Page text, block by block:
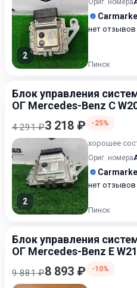
2
Ориг. номера
нет отзывов
Пинск
Блок управления
ОГ Mercedes-Benz C
4 291 ₽3 218 ₽ -25%
2
хорошее
Ориг. номера
нет отзывов
Пинск
Блок управления
ОГ Mercedes-Benz E
9 881 ₽8 893 ₽ -10%